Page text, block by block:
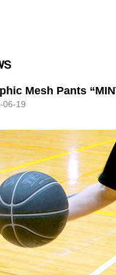
Mesh Pants
06-19